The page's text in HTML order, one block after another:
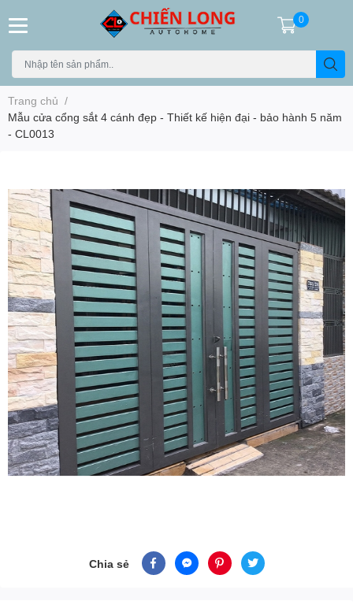
0
Trang chủ /
Mẫu cửa cổng sắt 4 cánh đẹp - Thiết kế hiện đại - bảo hành 5 năm
- CL0013
Chia sẻ